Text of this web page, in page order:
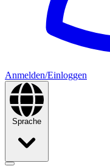
Anmelden/Einloggen
Sprache